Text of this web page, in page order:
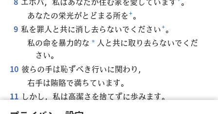
あなたの栄光がとどまる所を+。
9 私を罪人と共に消し去らないでください+。
私の命を暴力的な * 人と共に取り去らないでくだ
さい。
10 彼らの手は恥ずべき行いに関わり，
右手は賄賂で満ちています。
11しかし，私は高潔さを捨てずに歩みます。
私を助け出し*，親切を示してください。